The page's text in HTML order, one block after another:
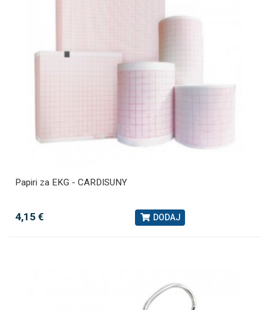
Papiri za EKG - CARDISUNY
4,15 € DODAJ